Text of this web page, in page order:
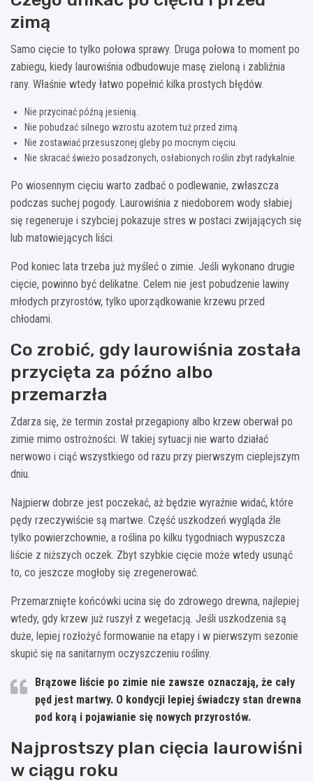
zimą
Samo cięcie to tylko połowa sprawy. Druga połowa to moment po
zabiegu, kiedy laurowiśnia odbudowuje masę zieloną i zabliźnia
rany. Właśnie wtedy łatwo popełnić kilka prostych błędów.
Nie przycinać późną jesienią.
Nie pobudzać silnego wzrostu azotem tuż przed zimą.
Nie zostawiać przesuszonej gleby po mocnym cięciu.
Nie skracać świeżo posadzonych, osłabionych roślin zbyt radykalnie.
Po wiosennym cięciu warto zadbać o podlewanie, zwłaszcza
podczas suchej pogody. Laurowiśnia z niedoborem wody słabiej
się regeneruje i szybciej pokazuje stres w postaci zwijających się
lub matowiejących liści.
Pod koniec lata trzeba już myśleć o zimie. Jeśli wykonano drugie
cięcie, powinno być delikatne. Celem nie jest pobudzenie lawiny
młodych przyrostów, tylko uporządkowanie krzewu przed
chłodami.
Co zrobić, gdy laurowiśnia została
przycięta za późno albo
przemarzła
Zdarza się, że termin został przegapiony albo krzew oberwał po
zimie mimo ostrożności. W takiej sytuacji nie warto działać
nerwowo i ciąć wszystkiego od razu przy pierwszym cieplejszym
dniu.
Najpierw dobrze jest poczekać, aż będzie wyraźnie widać, które
pędy rzeczywiście są martwe. Część uszkodzeń wygląda źle
tylko powierzchownie, a roślina po kilku tygodniach wypuszcza
liście z niższych oczek. Zbyt szybkie cięcie może wtedy usunąć
to, co jeszcze mogłoby się zregenerować.
Przemarznięte końcówki ucina się do zdrowego drewna, najlepiej
wtedy, gdy krzew już ruszył z wegetacją. Jeśli uszkodzenia są
duże, lepiej rozłożyć formowanie na etapy i w pierwszym sezonie
skupić się na sanitarnym oczyszczeniu rośliny.
Brązowe liście po zimie nie zawsze oznaczają, że cały
pęd jest martwy. O kondycji lepiej świadczy stan drewna
pod korą i pojawianie się nowych przyrostów.
Najprostszy plan cięcia laurowiśni
w ciągu roku